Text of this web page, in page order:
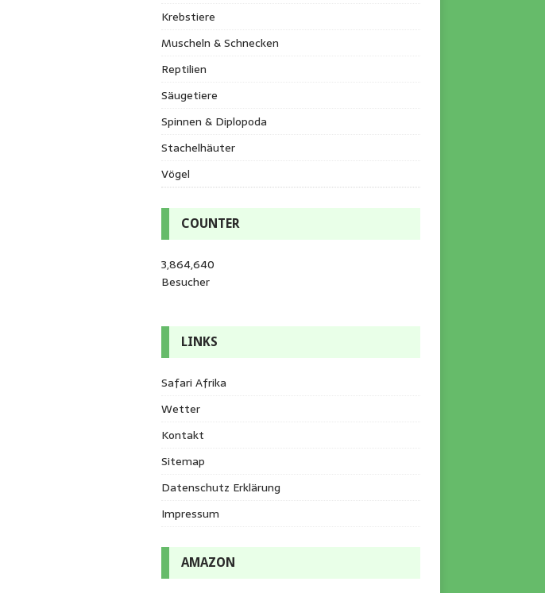
Krebstiere
Muscheln & Schnecken
Reptilien
Säugetiere
Spinnen & Diplopoda
Stachelhäuter
Vögel
COUNTER
3,864,640
Besucher
LINKS
Safari Afrika
Wetter
Kontakt
Sitemap
Datenschutz Erklärung
Impressum
AMAZON